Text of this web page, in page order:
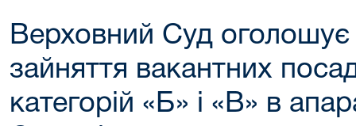
Верховний Суд оголошує
зайняття вакантних
категорій «Б» і «В» в